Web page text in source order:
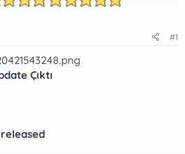
#1
Çıktı
released